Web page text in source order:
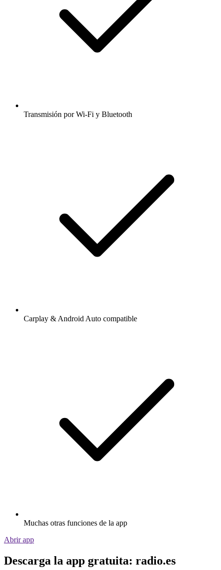
Transmisión por Wi-Fi y Bluetooth
Carplay & Android Auto compatible
Muchas otras funciones de la app
Abrir app
Descarga la app gratuita: radio.es